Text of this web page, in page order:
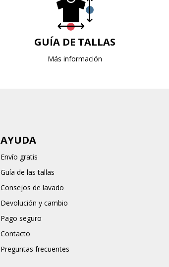
GUÍA DE TALLAS
Más información
AYUDA
Envío gratis
Guía de las tallas
Consejos de lavado
Devolución y cambio
Pago seguro
Contacto
Preguntas frecuentes